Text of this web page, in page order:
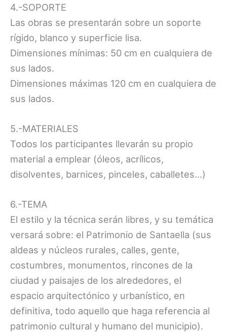
4.-SOPORTE
Las obras se presentarán sobre un soporte
rígido, blanco y superficie lisa.
Dimensiones mínimas: 50 cm en cualquiera de
sus lados.
Dimensiones máximas 120 cm en cualquiera de
sus lados.
5.-MATERIALES
Todos los participantes llevarán su propio
material a emplear (óleos, acrílicos,
disolventes, barnices, pinceles, caballetes…)
6.-TEMA
El estilo y la técnica serán libres, y su temática
versará sobre: el Patrimonio de Santaella (sus
aldeas y núcleos rurales, calles, gente,
costumbres, monumentos, rincones de la
ciudad y paisajes de los alrededores, el
espacio arquitectónico y urbanístico, en
definitiva, todo aquello que haga referencia al
patrimonio cultural y humano del municipio).